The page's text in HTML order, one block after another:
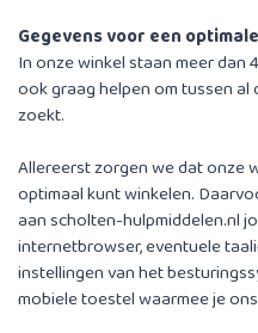
Gegevens voor een
In onze winkel staan meer dan
ook graag helpen om tussen
zoekt.
Allereerst zorgen we dat onze
optimaal kunt winkelen.
aan scholten-hulpmiddelen.nl
internetbrowser, eventuele
instellingen van het
mobiele toestel waarmee je